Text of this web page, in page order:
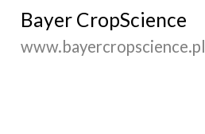
Bayer CropScience
www.bayercropscience.pl